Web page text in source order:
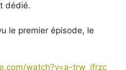
dédié.
le premier épisode, le
watch?v=a-trw_ifrzc